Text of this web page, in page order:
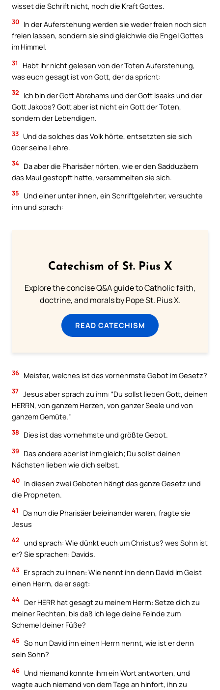
wisset die Schrift nicht, noch die Kraft Gottes.
30 In der Auferstehung werden sie weder freien noch sich
freien lassen, sondern sie sind gleichwie die Engel Gottes
im Himmel.
31
Habt ihr nicht gelesen von der Toten Auferstehung,
was euch gesagt ist von Gott, der da spricht:
32
Ich bin der Gott Abrahams und der Gott Isaaks und der
Gott Jakobs? Gott aber ist nicht ein Gott der Toten,
sondern der Lebendigen.
33 Und da solches das Volk hörte, entsetzten sie sich
über seine Lehre.
34 Da aber die Pharisäer hörten, wie er den Sadduzäern
das Maul gestopft hatte, versammelten sie sich.
35
Und einer unter ihnen, ein Schriftgelehrter, versuchte
ihn und sprach:
Catechism of St. Pius X
Explore the concise Q&A guide to Catholic faith,
doctrine, and morals by Pope St. Pius X.
READ CATECHISM
36 Meister, welches ist das vornehmste Gebot im Gesetz?
37 Jesus aber sprach zu ihm: “Du sollst lieben Gott, deinen
HERRN, von ganzem Herzen, von ganzer Seele und von
ganzem Gemüte.”
38 Dies ist das vornehmste und größte Gebot.
39
Das andere aber ist ihm gleich; Du sollst deinen
Nächsten lieben wie dich selbst.
40 In diesen zwei Geboten hängt das ganze Gesetz und
die Propheten.
41
Da nun die Pharisäer beieinander waren, fragte sie
Jesus
42 und sprach: Wie dünkt euch um Christus? wes Sohn ist
er? Sie sprachen: Davids.
43 Er sprach zu ihnen: Wie nennt ihn denn David im Geist
einen Herrn, da er sagt:
44 Der HERR hat gesagt zu meinem Herrn: Setze dich zu
meiner Rechten, bis daß ich lege deine Feinde zum
Schemel deiner Füße?
45 So nun David ihn einen Herrn nennt, wie ist er denn
sein Sohn?
46 Und niemand konnte ihm ein Wort antworten, und
wagte auch niemand von dem Tage an hinfort, ihn zu